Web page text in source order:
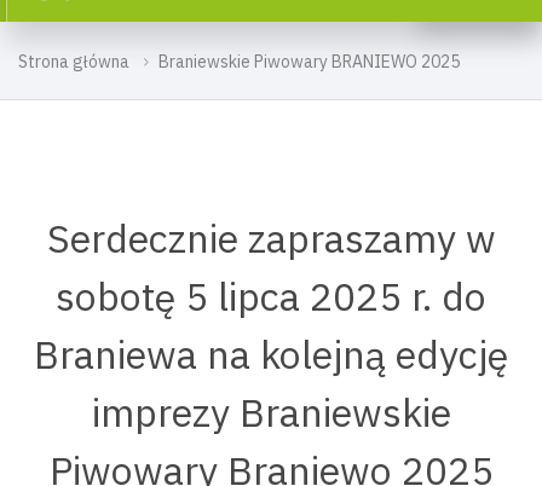
Strona główna Braniewskie Piwowary BRANIEWO 2025
Serdecznie zapraszamy w
sobotę 5 lipca 2025 r. do
Braniewa na kolejną edycję
imprezy Braniewskie
Piwowary Braniewo 2025